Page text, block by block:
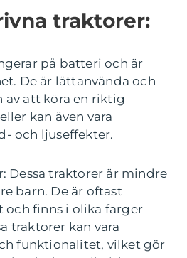
traktorer:
på batteri och är
De är lättanvända och
av att köra en riktig
kan även vara
och ljuseffekter.
Dessa traktorer är mindre
barn. De är oftast
och finns i olika färger
traktorer kan vara
funktionalitet, vilket gör